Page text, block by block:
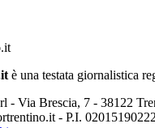
è una testata giornalistica
- Via Brescia, 7 - 38122
- P.I. 02015190222